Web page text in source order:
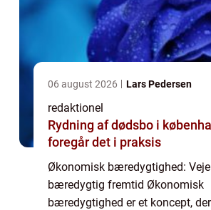
06 august 2026 Lars Pedersen
redaktionel
Rydning af dødsbo i københavn
foregår det i praksis
Økonomisk bæredygtighed:
bæredygtig fremtid Økonomisk
bæredygtighed er et koncept,